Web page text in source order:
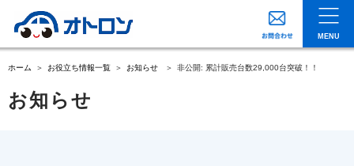
MENU
ホーム お役立ち情報一覧 お知らせ 非公開: 累計販売台数29,000台突破！！
お知らせ